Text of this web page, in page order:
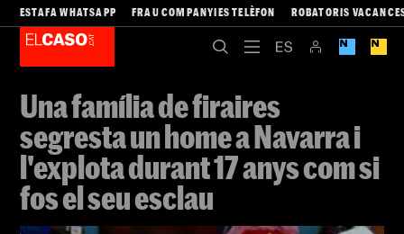
ESTAFA WHATSAPP FRAU COMPANYIES TELÈFON ROBATORIS
Una família de firaires
segresta un home a Navarra i
l'explota durant 17 anys com si
fos el seu esclau